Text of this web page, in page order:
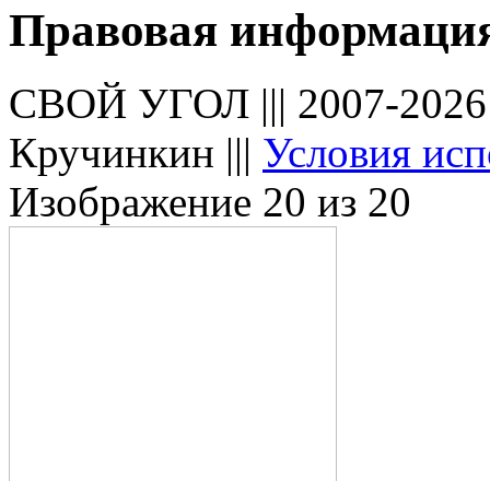
Правовая
СВОЙ УГОЛ ||| 2007-
Кручинкин ||| Условия
Изображение 20 из 20